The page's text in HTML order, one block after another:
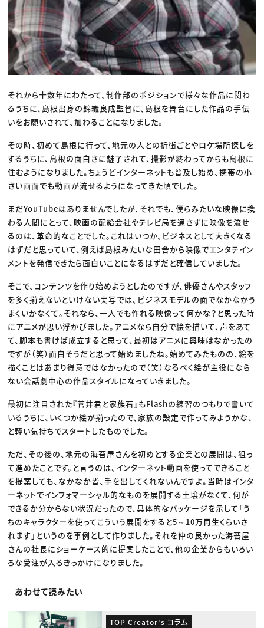
それから十数年にわたって、制作部のポジションで様々な作品に関わ
るうちに、島根出身の錦織良成監督に、島根を舞台にした作品の手伝
いをお願いされて、加わることになりました。
その時、初めて島根に行って、地元の人との折衝ごとやロケ場所探しを
するうちに、島根の面白さに魅了されて、撮影が終わってからも島根に
住むようになりました。ちょうどインターネットも普及し始め、携帯の小
さい画面でも動画が流せるようになってきた頃でした。
まだYouTubeはありませんでしたが、それでも、僕らみたいな映像に携
わる人間にとって、映画の配給会社やテレビ局を通さずに映像を流せ
るのは、革命的なことでした。これはいつか、ビジネスとして大きくなる
はずだと思っていて、例えば島根みたいな田舎から映像でエンタテイン
メントを発信できたら面白いことになるはずだと確信していました。
そこで、コンテンツを作り始めようとしたのですが、俳優さんやスタッフ
を多く揃えないといけない実写では、ビジネスモデルの面でなかなかう
まくいかなくて。それなら、一人でも作れる映像って何かな？と思った時
にアニメが思い浮かびました。アニメなら自分で絵を描いて、声をあて
て、脚本も書けば成立すると思って、最初はアニメに興味はなかったの
ですが（笑）面白そうだと思って始めましたね。始めてみたものの、絵を
描くことはあまり得意ではなかったので（笑）なるべく絵が主役になら
ない会話劇中心の作品スタイルになっていきました。
最初に注目された『菅井君と家族石』もFlashの練習のつもりで書いて
いるうちに、いくつか絵が揃ったので、家族の設定で作ってみようかな、
と軽い気持ちでスタートしたものでした。
ただ、その後の、地元の海苔屋さんを初めとする企業との展開は、狙っ
て進めたことです。と言うのは、インターネット動画を使ってできること
を提案しても、なかなか皆、手を出してくれないんですよ。当時はインタ
ーネットでインフォマーシャル的なものを展開する土壌がなくて、何が
できるか分からない状況だったので、具体的なパッケージを示して「う
ちのキャラクターを使ってこういう展開をすると5～10万再生くらいさ
れます」というのを事例として作りました。それを仲の良かった海苔屋
さんの社長にショーケース的に提案したことで、他の企業からもいろい
ろな受注が入るきっかけになりました。
あわせて読みたい
TOP Creator's コラム